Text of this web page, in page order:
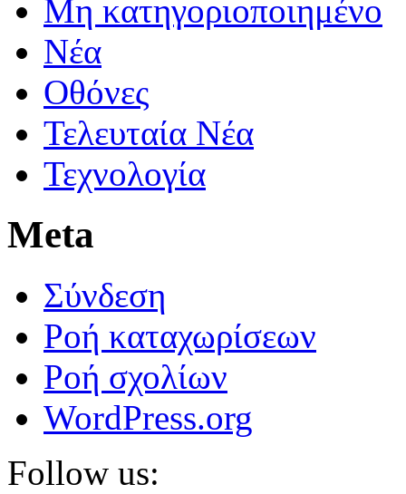
Μη κατηγοριοποιημένο
Νέα
Οθόνες
Τελευταία Νέα
Τεχνολογία
Meta
Σύνδεση
Ροή καταχωρίσεων
Ροή σχολίων
WordPress.org
Follow us: